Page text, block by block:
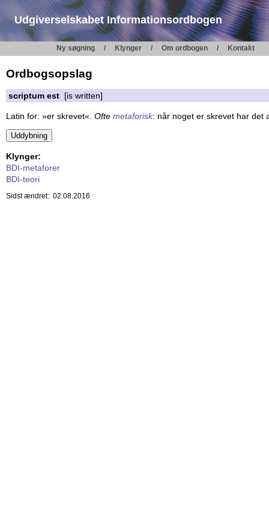
Udgiverselskabet Informationsordbogen
Ny søgning Klynger Om ordbogen Kontakt
Ordbogsopslag
scriptum est [is written]
Latin for: »er skrevet«. Ofte metaforisk: når noget er skrevet har det
Klynger:
BDI-metaforer
BDI-teori
Sidst ændret: 02.08.2016